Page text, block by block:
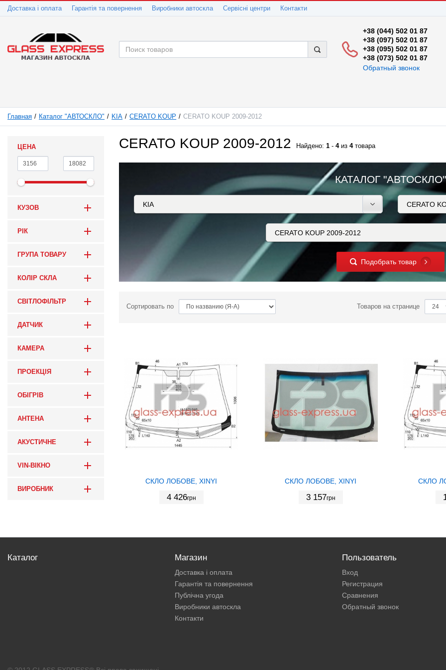
Доставка і оплата Гарантія та повернення Виробники автоскла Сервісні центри Контакти
+38 (044) 502 01 87
+38 (097) 502 01 87
+38 (095) 502 01 87
+38 (073) 502 01 87
Обратный звонок
Главная Каталог "АВТОСКЛО" KIA CERATO KOUP CERATO KOUP 2009-2012
ЦЕНА
КУЗОВ
РІК
ГРУПА ТОВАРУ
КОЛІР СКЛА
СВІТЛОФІЛЬТР
ДАТЧИК
КАМЕРА
ПРОЕКЦІЯ
ОБІГРІВ
АНТЕНА
АКУСТИЧНЕ
VIN-ВІКНО
ВИРОБНИК
CERATO KOUP 2009-2012 Найдено: 1 - 4из 4товара
КАТАЛОГ "АВТОСКЛО"
Подобрать товар
Сортировать по Товаров на странице
СКЛО ЛОБОВЕ, XINYI
4 426грн
СКЛО ЛОБОВЕ, XINYI
3 157грн
СКЛО
Каталог Магазин
Доставка і оплата
Гарантія та повернення
Публічна угода
Виробники автоскла
Контакти
Пользователь
Вход
Регистрация
Сравнения
Обратный звонок